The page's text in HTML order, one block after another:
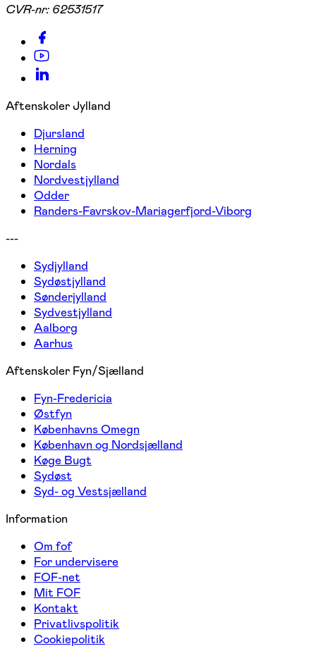
CVR-nr: 62531517
Aftenskoler Jylland
Djursland
Herning
Nordals
Nordvestjylland
Odder
Randers-Favrskov-Mariagerfjord-Viborg
---
Sydjylland
Sydøstjylland
Sønderjylland
Sydvestjylland
Aalborg
Aarhus
Aftenskoler Fyn/Sjælland
Fyn-Fredericia
Østfyn
Københavns Omegn
København og Nordsjælland
Køge Bugt
Sydøst
Syd- og Vestsjælland
Information
Om fof
For undervisere
FOF-net
Mit FOF
Kontakt
Privatlivspolitik
Cookiepolitik